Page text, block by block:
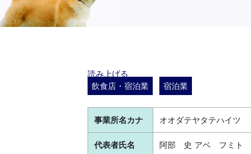
読み上げる
飲食店・宿泊業
宿泊業
事業所名カナ オオダテヤタテハイツ
代表者氏名 阿部 史 アベ フミト